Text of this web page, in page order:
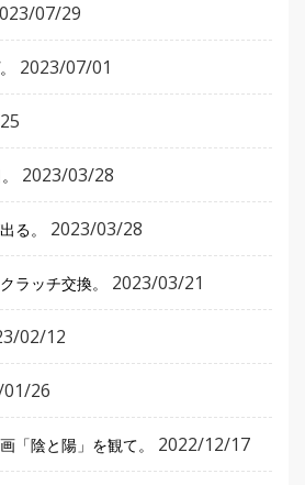
07/29
2023/07/01
2023/03/28
る。 2023/03/28
ラッチ交換。 2023/03/21
02/12
26
「陰と陽」を観て。 2022/12/17